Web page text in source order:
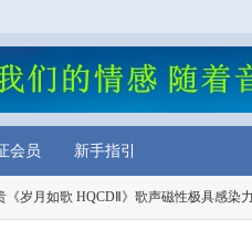
会员 新手指引
《岁月如歌 HQCDⅡ》歌声磁性极具感染